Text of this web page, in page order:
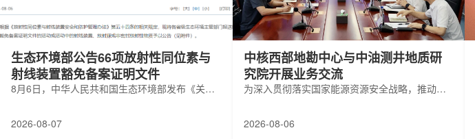
生态环境部公告66项放射性同位素与
射线装置豁免备案证明文件
8月6日，中华人民共和国生态环境部发布《关于
2026-08-07
中核西部地勘中心与中油测井地质研
究院开展业务交流
为深入贯彻落实国家能源资源安全战略，推动油
2026-08-06